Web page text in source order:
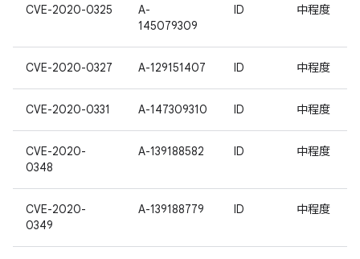
CVE-2020-0325
A-
145079309
ID 中程度
CVE-2020-0327 A-129151407 ID 中程度
CVE-2020-0331 A-147309310 ID 中程度
CVE-2020-
0348
A-139188582 ID 中程度
CVE-2020-
0349
A-139188779 ID 中程度